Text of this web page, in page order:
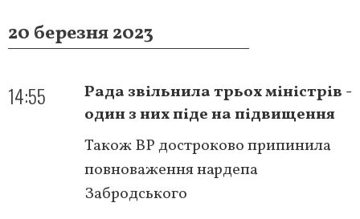
20 березня 2023
14:55
Рада звільнила трьох міністрів -
один з них піде на підвищення
Також ВР достроково припинила
повноваження нардепа
Забродського